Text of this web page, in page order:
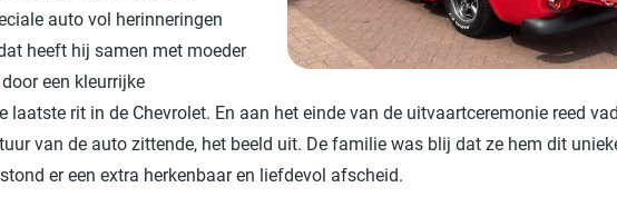
auto vol herinneringen
heeft hij samen met moeder
een kleurrijke
rit in de Chevrolet. En aan het einde van de uitvaartceremonie reed
van de auto zittende, het beeld uit. De familie was blij dat ze hem dit
er een extra herkenbaar en liefdevol afscheid.